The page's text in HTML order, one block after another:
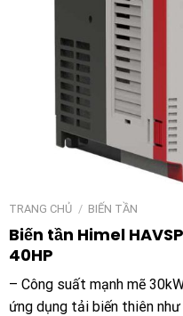
TRANG CHỦ / BIẾN TẦN
Biến tần Himel
40HP
– Công suất mạnh mẽ
ứng dụng tải biến thiên